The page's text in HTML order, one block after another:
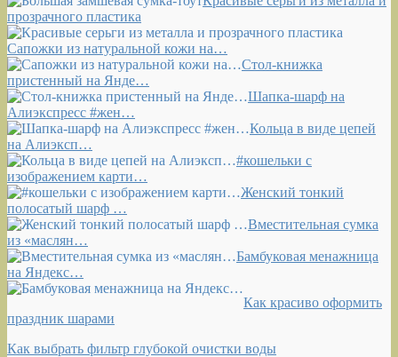
прозрачного пластика
Сапожки из натуральной кожи на…
Стол-книжка
пристенный на Янде…
Шапка-шарф на
Алиэкспресс #жен…
Кольца в виде цепей
на Алиэксп…
#кошельки с
изображением карти…
Женский тонкий
полосатый шарф …
Вместительная сумка
из «маслян…
Бамбуковая менажница
на Яндекс…
Как красиво оформить
праздник шарами
Как выбрать фильтр глубокой очистки воды